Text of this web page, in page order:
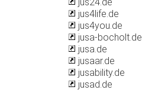
jus4life.de
jus4you.de
jusa-bocholt.de
jusa.de
jusaar.de
jusability.de
jusad.de